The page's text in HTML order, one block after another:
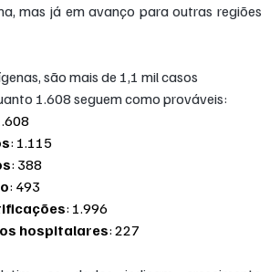
mas já em avanço para outras regiões
são mais de 1,1 mil casos
1.608 seguem como prováveis:
: 1.115
: 388
: 493
: 1.996
hospitalares: 227